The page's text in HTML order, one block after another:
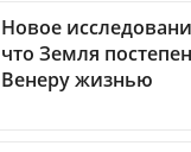
Новое
что Земля
Венеру жизнью